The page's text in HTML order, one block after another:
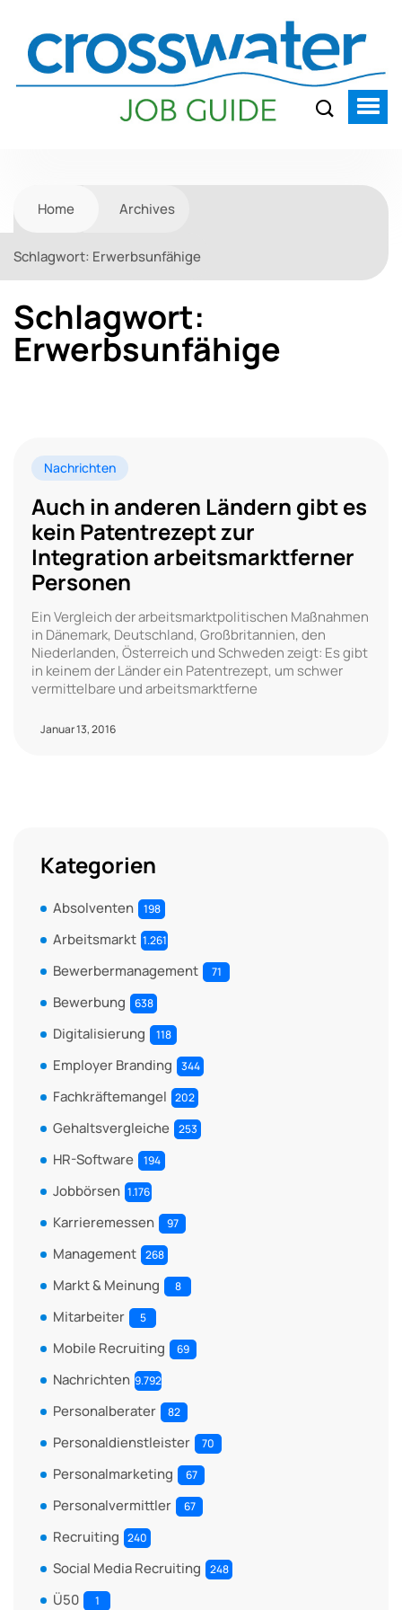
Home Archives
Schlagwort: Erwerbsunfähige
Schlagwort:
Erwerbsunfähige
Nachrichten
Auch in anderen Ländern gibt es
kein Patentrezept zur
Integration arbeitsmarktferner
Personen
Ein Vergleich der arbeitsmarktpolitischen Maßnahmen
in Dänemark, Deutschland, Großbritannien, den
Niederlanden, Österreich und Schweden zeigt: Es gibt
in keinem der Länder ein Patentrezept, um schwer
vermittelbare und arbeitsmarktferne
Januar 13, 2016
Kategorien
Absolventen 198
Arbeitsmarkt 1.261
Bewerbermanagement 71
Bewerbung 638
Digitalisierung 118
Employer Branding 344
Fachkräftemangel 202
Gehaltsvergleiche 253
HR-Software 194
Jobbörsen 1.176
Karrieremessen 97
Management 268
Markt & Meinung 8
Mitarbeiter 5
Mobile Recruiting 69
Nachrichten 9.792
Personalberater 82
Personaldienstleister 70
Personalmarketing 67
Personalvermittler 67
Recruiting 240
Social Media Recruiting 248
Ü50 1